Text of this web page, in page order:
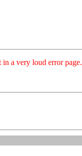
a very loud error page.